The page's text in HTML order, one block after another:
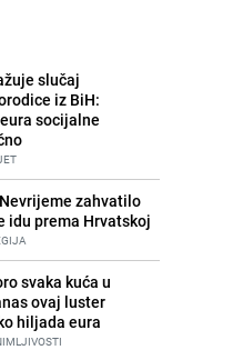
slučaj
iz BiH:
socijalne
zahvatilo
idu prema Hrvatskoj
svaka kuća u
ovaj luster
hiljada eura